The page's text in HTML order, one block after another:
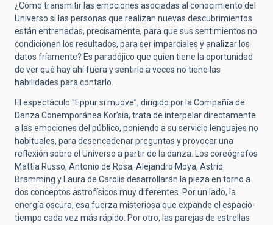
¿Cómo transmitir las emociones asociadas al conocimiento del
Universo si las personas que realizan nuevas descubrimientos
están entrenadas, precisamente, para que sus sentimientos no
condicionen los resultados, para ser imparciales y analizar los
datos fríamente? Es paradójico que quien tiene la oportunidad
de ver qué hay ahí fuera y sentirlo a veces no tiene las
habilidades para contarlo.
El espectáculo "Eppur si muove”, dirigido por la Compañía de
Danza Conemporánea Kor’sia, trata de interpelar directamente
a las emociones del público, poniendo a su servicio lenguajes no
habituales, para desencadenar preguntas y provocar una
reflexión sobre el Universo a partir de la danza. Los coreógrafos
Mattia Russo, Antonio de Rosa, Alejandro Moya, Astrid
Bramming y Laura de Carolis desarrollarán la pieza en torno a
dos conceptos astrofísicos muy diferentes. Por un lado, la
energía oscura, esa fuerza misteriosa que expande el espacio-
tiempo cada vez más rápido. Por otro, las parejas de estrellas